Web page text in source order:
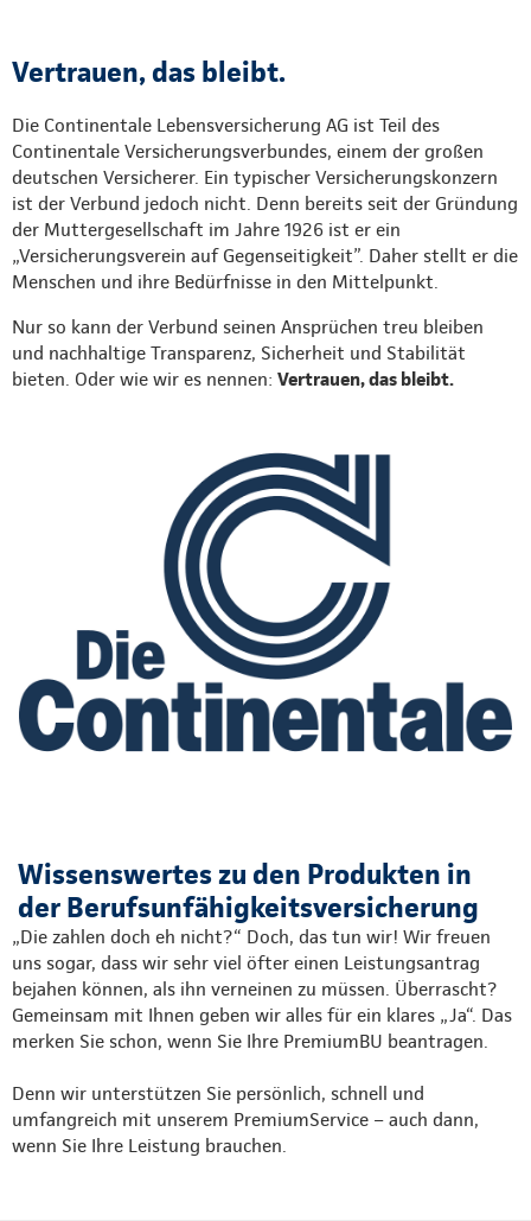
Vertrauen, das bleibt.
Die Continentale Lebensversicherung AG ist Teil des
Continentale Versicherungsverbundes, einem der großen
deutschen Versicherer. Ein typischer Versicherungskonzern
ist der Verbund jedoch nicht. Denn bereits seit der Gründung
der Muttergesellschaft im Jahre 1926 ist er ein
„Versicherungsverein auf Gegenseitigkeit”. Daher stellt er die
Menschen und ihre Bedürfnisse in den Mittelpunkt.
Nur so kann der Verbund seinen Ansprüchen treu bleiben
und nachhaltige Transparenz, Sicherheit und Stabilität
bieten. Oder wie wir es nennen: Vertrauen, das bleibt.
Wissenswertes zu den Produkten in
der Berufsunfähigkeitsversicherung
„Die zahlen doch eh nicht?“ Doch, das tun wir! Wir freuen
uns sogar, dass wir sehr viel öfter einen Leistungsantrag
bejahen können, als ihn verneinen zu müssen. Überrascht?
Gemeinsam mit Ihnen geben wir alles für ein klares „Ja“. Das
merken Sie schon, wenn Sie Ihre PremiumBU beantragen.
Denn wir unterstützen Sie persönlich, schnell und
umfangreich mit unserem PremiumService – auch dann,
wenn Sie Ihre Leistung brauchen.